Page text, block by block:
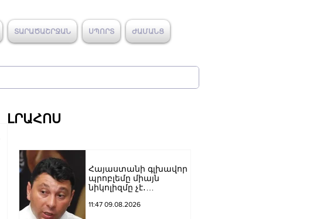
ՏԱՐԱԾԱՇՐՋԱՆ ՍՊՈՐՏ ԺԱՄԱՆՑ
ԼՐԱՀՈՍ
Հայաստանի գլխավոր
պրոբլեմը միայն
նիկոլիզմը չէ․
11:47 09.08.2026